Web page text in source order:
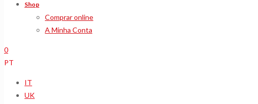
Shop
Comprar online
A Minha Conta
0
PT
IT
UK